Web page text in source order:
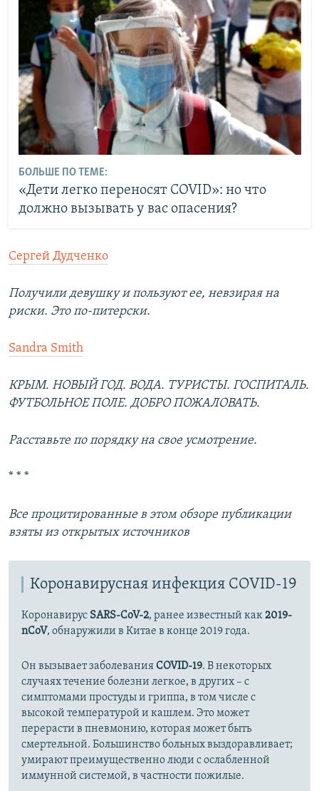
БОЛЬШЕ ПО ТЕМЕ:
«Дети легко переносят COVID»: но что
должно вызывать у вас опасения?
Сергей Дудченко
Получили девушку и пользуют ее, невзирая на
риски. Это по-питерски.
Sandra Smith
КРЫМ. НОВЫЙ ГОД. ВОДА. ТУРИСТЫ. ГОСПИТАЛЬ.
ФУТБОЛЬНОЕ ПОЛЕ. ДОБРО ПОЖАЛОВАТЬ.
Расставьте по порядку на свое усмотрение.
* * *
Все процитированные в этом обзоре публикации
взяты из открытых источников
Коронавирусная инфекция COVID-19
Коронавирус SARS-CoV-2, ранее известный как2019-
nCoV, обнаружили в Китае в конце 2019 года.
Он вызывает заболеванияCOVID-19. В некоторых
случаях течение болезни легкое, в других – с
симптомами простуды и гриппа, в том числе с
высокой температурой и кашлем. Это может
перерасти в пневмонию, которая может быть
смертельной. Большинство больных выздоравливает;
умирают преимущественно люди с ослабленной
иммунной системой, в частности пожилые.